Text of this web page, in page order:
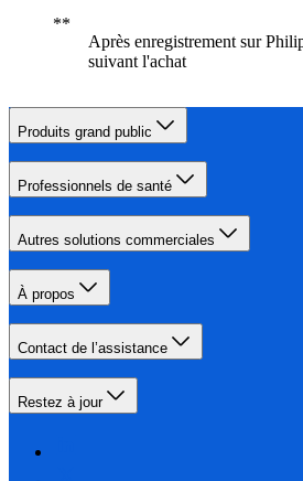
Après enregistrement sur
suivant l'achat
Produits grand public
Professionnels de santé
Autres solutions commerciales
À propos
Contact de l’assistance
Restez à jour